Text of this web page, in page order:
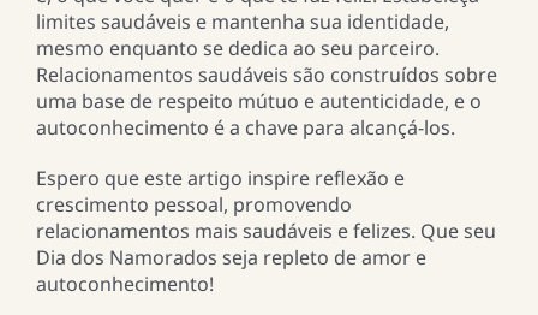
limites saudáveis e mantenha sua identidade,
mesmo enquanto se dedica ao seu parceiro.
Relacionamentos saudáveis são construídos sobre
uma base de respeito mútuo e autenticidade, e o
autoconhecimento é a chave para alcançá-los.
Espero que este artigo inspire reflexão e
crescimento pessoal, promovendo
relacionamentos mais saudáveis e felizes. Que seu
Dia dos Namorados seja repleto de amor e
autoconhecimento!